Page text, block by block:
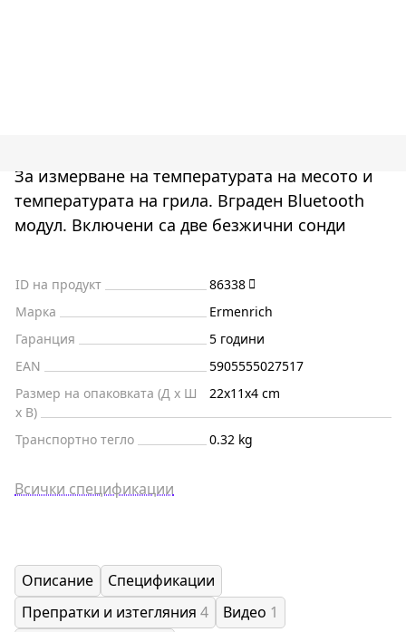
За измерване на температурата на месото и
температурата на грила. Вграден Bluetooth
модул. Включени са две безжични сонди
ID на продукт
86338
Марка
Ermenrich
Гаранция
5 години
EAN
5905555027517
Размер на опаковката (Д x Ш
x В)
22x11x4 cm
Транспортно тегло 0.32 kg
Всички спецификации
Описание
Спецификации
Препратки и изтегляния 4 Видео 1